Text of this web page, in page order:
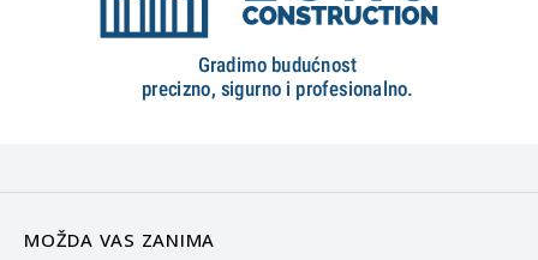
MOŽDA VAS ZANIMA